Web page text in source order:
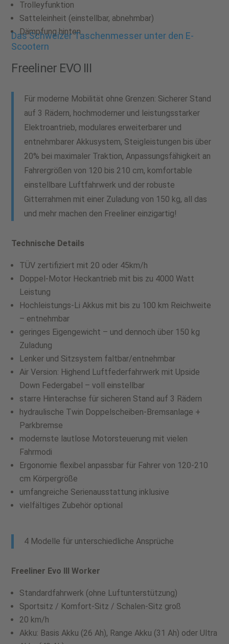
Trolleyfunktion
Satteleinheit (einstellbar, abnehmbar)
Dämpfung hinten
Das Schweizer Taschenmesser unter den E-
Scootern
Freeliner EVO III
Für moderne Mobilität ohne Grenzen: Sicherer Stand
auf 3 Rädern, hochmoderner und leistungsstarker
Elektroantrieb, modulares erweiterbarer und
entnehmbarer Akkusystem, Steigleistungen bis über
20% bei maximaler Traktion, Anpassungsfähigkeit an
Fahrergrößen von 120 bis 210 cm, komfortable
einstellbare Luftfahrwerk und der robuste
Gitterrahmen mit einer Zuladung von 150 kg, all das
und mehr machen den Freeliner einzigartig!
Technische Details
TÜV zertifiziert mit 20 oder 45km/h
Doppel-Motor Heckantrieb mit bis zu 4000 Watt
Leistung
Hochleistungs-Li Akkus mit bis zu 100 km Reichweite
– entnehmbar
geringes Eigengewicht – und dennoch über 150 kg
Zuladung
Lenker und Sitzsystem faltbar/entnehmbar
Air Version: Highend Luftfederfahrwerk mit Upside
Down Federgabel – voll einstellbar
starre Hinterachse für sicheren Stand auf 3 Rädern
hydraulische Twin Doppelscheiben-Bremsanlage +
Parkbremse
modernste lautlose Motorsteuerung mit vielen
Fahrmodi
Ergonomie flexibel anpassbar für Fahrer von 120-210
cm Körpergröße
umfangreiche Serienausstattung inklusive
vielfältiges Zubehör optional
4 Modelle für unterschiedliche Ansprüche
Freeliner Evo III Worker
Standardfahrwerk (ohne Luftunterstützung)
Sportsitz / Komfort-Sitz / Schalen-Sitz groß
20 km/h
Akku: Basis Akku (26 Ah), Range Akku (31 Ah) oder Ultra